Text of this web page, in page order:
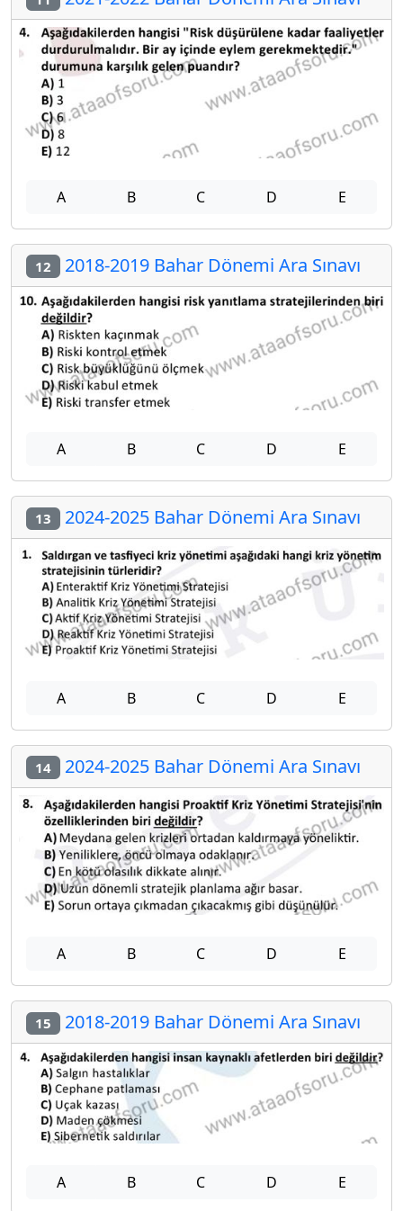
A B C D E
12 2018-2019 Bahar Dönemi Ara Sınavı
A B C D E
13 2024-2025 Bahar Dönemi Ara Sınavı
A B C D E
14 2024-2025 Bahar Dönemi Ara Sınavı
A B C D E
15 2018-2019 Bahar Dönemi Ara Sınavı
A B C D E